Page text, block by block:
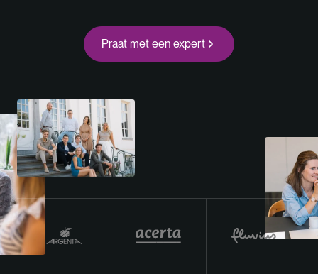
Praat met een expert